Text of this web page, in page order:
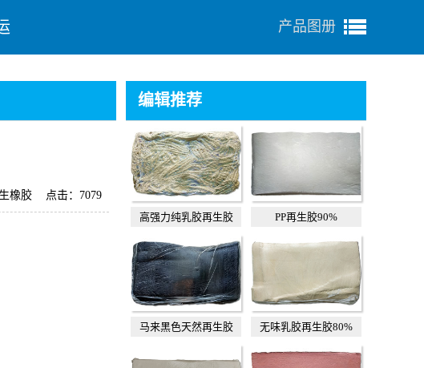
产品图册
点击：7079
橡胶
编辑推荐
高强力纯乳胶再生胶 PP再生胶90%
马来黑色天然再生胶 无味乳胶再生胶80%